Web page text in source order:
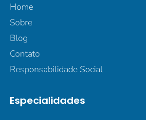
Home
Sobre
Blog
Contato
Responsabilidade Social
Especialidades